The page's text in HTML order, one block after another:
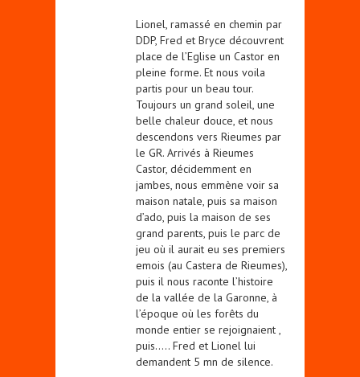
Lionel, ramassé en chemin par
DDP, Fred et Bryce découvrent
place de l’Eglise un Castor en
pleine forme. Et nous voila
partis pour un beau tour.
Toujours un grand soleil, une
belle chaleur douce, et nous
descendons vers Rieumes par
le GR. Arrivés à Rieumes
Castor, décidemment en
jambes, nous emmène voir sa
maison natale, puis sa maison
d’ado, puis la maison de ses
grand parents, puis le parc de
jeu où il aurait eu ses premiers
emois (au Castera de Rieumes),
puis il nous raconte l’histoire
de la vallée de la Garonne, à
l’époque où les forêts du
monde entier se rejoignaient ,
puis….. Fred et Lionel lui
demandent 5 mn de silence.